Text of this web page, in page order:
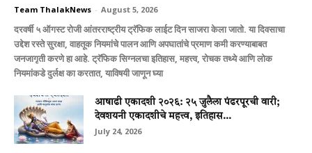
Team ThalakNews - August 5, 2026
दरवर्षी ५ ऑगस्ट रोजी आंतरराष्ट्रीय ट्रॅफिक लाईट दिन साजरा केला जातो. या दिवसाचा
उद्देश रस्ते सुरक्षा, वाहतूक नियमांचे पालन आणि अपघातांचे प्रमाण कमी करण्याबाबत
जनजागृती करणे हा आहे. ट्रॅफिक सिग्नलचा इतिहास, महत्त्व, रोचक तथ्ये आणि लोक
नियमांकडे दुर्लक्ष का करतात, याविषयी जाणून घ्या
आषाढी एकादशी २०२६: २५ जुलैला पंढरपूरची वारी;
देवशयनी एकादशीचे महत्त्व, इतिहास...
July 24, 2026